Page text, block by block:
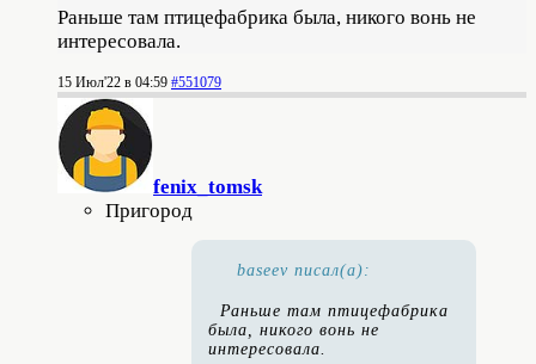
Раньше там птицефабрика была, никого вонь не
интересовала.
15 Июл'22 в 04:59 #551079
fenix_tomsk
Пригород
baseev писал(а):
Раньше там птицефабрика
была, никого вонь не
интересовала.